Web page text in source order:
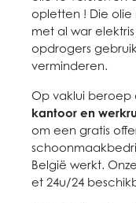
opletten ! Die
met al war
opdrogers
verminderen.
Op vaklui beroep
kantoor en
om een gratis
België werkt.
et 24u/24